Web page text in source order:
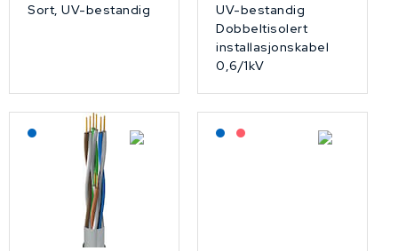
Sort, UV-bestandig
UV-bestandig
Dobbeltisolert
installasjonskabel
0,6/1kV
Lagerført: NEK Kabel Lagerført: NEK Kabel
På forespørsel